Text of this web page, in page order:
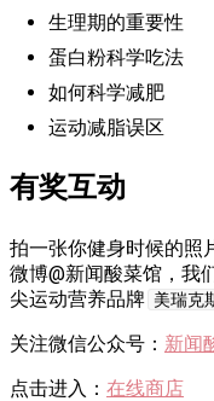
生理期的重要性
蛋白粉科学吃法
如何科学减肥
运动减脂误区
有奖互动
拍一张你健身时候的照
微博@新闻酸菜馆，我
尖运动营养品牌 美瑞克
关注微信公众号： 新闻
点击进入： 在线商店